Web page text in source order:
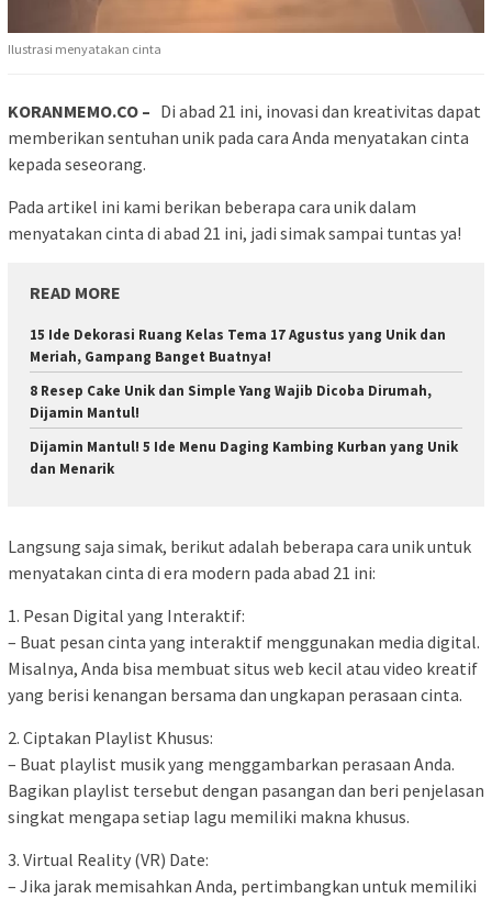
Ilustrasi menyatakan cinta
KORANMEMO.CO – Di abad 21 ini, inovasi dan kreativitas dapat
memberikan sentuhan unik pada cara Anda menyatakan cinta
kepada seseorang.
Pada artikel ini kami berikan beberapa cara unik dalam
menyatakan cinta di abad 21 ini, jadi simak sampai tuntas ya!
READ MORE
15 Ide Dekorasi Ruang Kelas Tema 17 Agustus yang Unik dan
Meriah, Gampang Banget Buatnya!
8 Resep Cake Unik dan Simple Yang Wajib Dicoba Dirumah,
Dijamin Mantul!
Dijamin Mantul! 5 Ide Menu Daging Kambing Kurban yang Unik
dan Menarik
Langsung saja simak, berikut adalah beberapa cara unik untuk
menyatakan cinta di era modern pada abad 21 ini:
1. Pesan Digital yang Interaktif:
– Buat pesan cinta yang interaktif menggunakan media digital.
Misalnya, Anda bisa membuat situs web kecil atau video kreatif
yang berisi kenangan bersama dan ungkapan perasaan cinta.
2. Ciptakan Playlist Khusus:
– Buat playlist musik yang menggambarkan perasaan Anda.
Bagikan playlist tersebut dengan pasangan dan beri penjelasan
singkat mengapa setiap lagu memiliki makna khusus.
3. Virtual Reality (VR) Date:
– Jika jarak memisahkan Anda, pertimbangkan untuk memiliki